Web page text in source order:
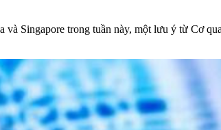
Singapore trong tuần này, một lưu ý từ Cơ